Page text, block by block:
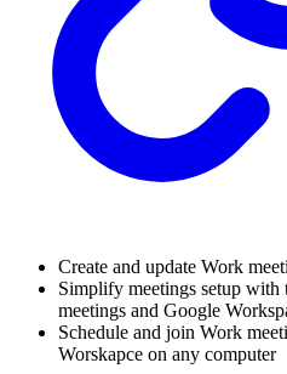
Create and update Work
Simplify meetings setup
meetings and Google
Schedule and join Work
Worskapce on any computer